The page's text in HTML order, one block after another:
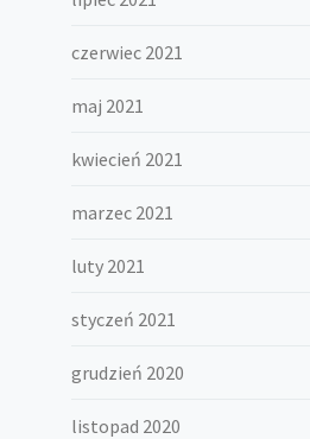
czerwiec 2021
maj 2021
kwiecień 2021
marzec 2021
luty 2021
styczeń 2021
grudzień 2020
listopad 2020